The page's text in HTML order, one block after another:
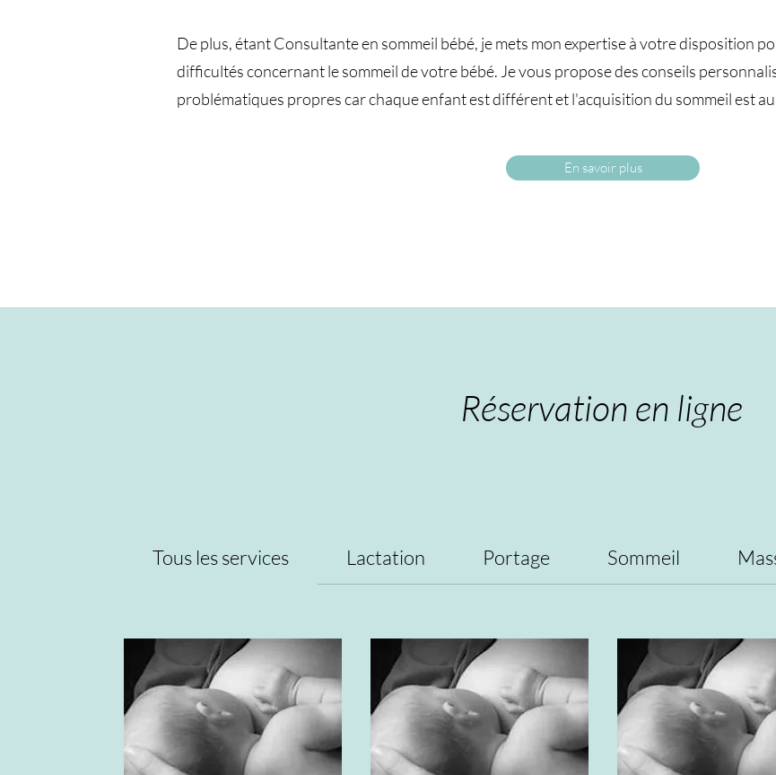
De plus, étant Consultante en sommeil bébé, je mets mon expertise à votre disposition
difficultés concernant le sommeil de votre bébé. Je vous propose des conseils
problématiques propres car chaque enfant est différent et l'acquisition du sommeil est
En savoir plus
Réservation en ligne
Tous les services Lactation Portage Sommeil